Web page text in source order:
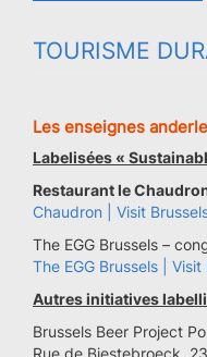
TOURISME
Les enseignes
Labelisées «
Restaurant le
Chaudron | Visit
The EGG Brussels –
The EGG Brussels | Visit
Autres initiatives
Brussels Beer Project
Rue de Biestebroeck, 23